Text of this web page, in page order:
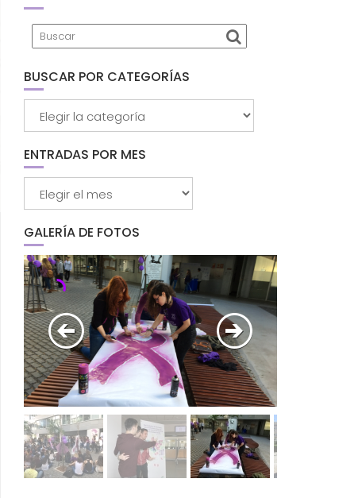
BUSCAR POR CATEGORÍAS
ENTRADAS POR MES
GALERÍA DE FOTOS